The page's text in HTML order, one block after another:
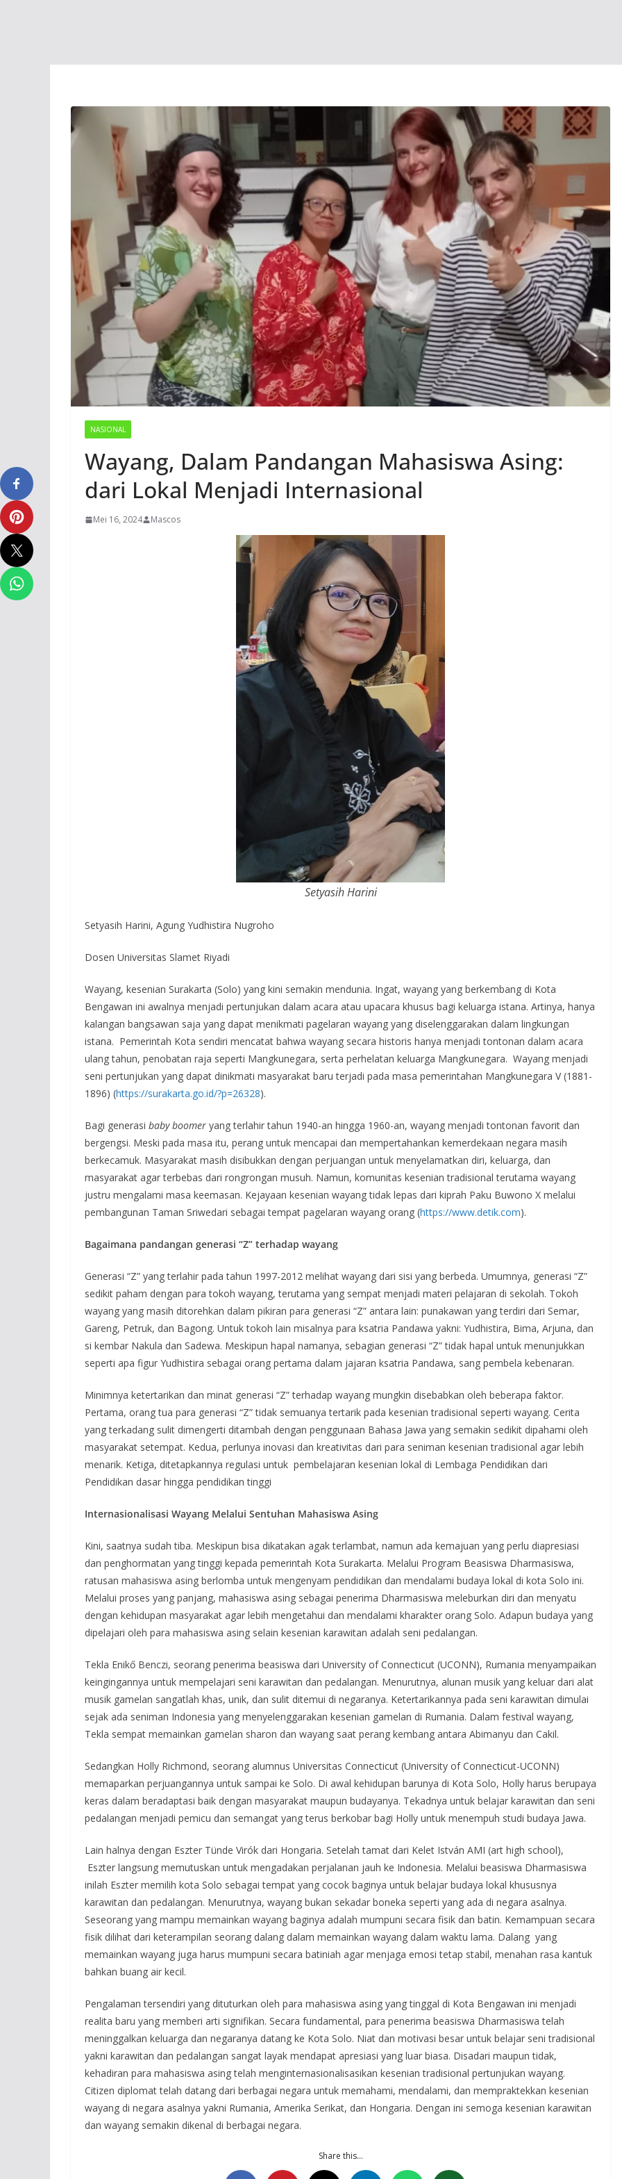
NASIONAL
Wayang, Dalam Pandangan Mahasiswa Asing:
dari Lokal Menjadi Internasional
Mei 16, 2024 Mascos
Setyasih Harini
Setyasih Harini, Agung Yudhistira Nugroho
Dosen Universitas Slamet Riyadi
Wayang, kesenian Surakarta (Solo) yang kini semakin mendunia. Ingat, wayang yang berkembang di Kota
Bengawan ini awalnya menjadi pertunjukan dalam acara atau upacara khusus bagi keluarga istana. Artinya, hanya
kalangan bangsawan saja yang dapat menikmati pagelaran wayang yang diselenggarakan dalam lingkungan
istana. Pemerintah Kota sendiri mencatat bahwa wayang secara historis hanya menjadi tontonan dalam acara
ulang tahun, penobatan raja seperti Mangkunegara, serta perhelatan keluarga Mangkunegara. Wayang menjadi
seni pertunjukan yang dapat dinikmati masyarakat baru terjadi pada masa pemerintahan Mangkunegara V (1881-
1896) (https://surakarta.go.id/?p=26328).
Bagi generasi baby boomer yang terlahir tahun 1940-an hingga 1960-an, wayang menjadi tontonan favorit dan
bergengsi. Meski pada masa itu, perang untuk mencapai dan mempertahankan kemerdekaan negara masih
berkecamuk. Masyarakat masih disibukkan dengan perjuangan untuk menyelamatkan diri, keluarga, dan
masyarakat agar terbebas dari rongrongan musuh. Namun, komunitas kesenian tradisional terutama wayang
justru mengalami masa keemasan. Kejayaan kesenian wayang tidak lepas dari kiprah Paku Buwono X melalui
pembangunan Taman Sriwedari sebagai tempat pagelaran wayang orang (https://www.detik.com).
Bagaimana pandangan generasi “Z” terhadap wayang
Generasi “Z” yang terlahir pada tahun 1997-2012 melihat wayang dari sisi yang berbeda. Umumnya, generasi “Z”
sedikit paham dengan para tokoh wayang, terutama yang sempat menjadi materi pelajaran di sekolah. Tokoh
wayang yang masih ditorehkan dalam pikiran para generasi “Z” antara lain: punakawan yang terdiri dari Semar,
Gareng, Petruk, dan Bagong. Untuk tokoh lain misalnya para ksatria Pandawa yakni: Yudhistira, Bima, Arjuna, dan
si kembar Nakula dan Sadewa. Meskipun hapal namanya, sebagian generasi “Z” tidak hapal untuk menunjukkan
seperti apa figur Yudhistira sebagai orang pertama dalam jajaran ksatria Pandawa, sang pembela kebenaran.
Minimnya ketertarikan dan minat generasi “Z” terhadap wayang mungkin disebabkan oleh beberapa faktor.
Pertama, orang tua para generasi “Z” tidak semuanya tertarik pada kesenian tradisional seperti wayang. Cerita
yang terkadang sulit dimengerti ditambah dengan penggunaan Bahasa Jawa yang semakin sedikit dipahami oleh
masyarakat setempat. Kedua, perlunya inovasi dan kreativitas dari para seniman kesenian tradisional agar lebih
menarik. Ketiga, ditetapkannya regulasi untuk pembelajaran kesenian lokal di Lembaga Pendidikan dari
Pendidikan dasar hingga pendidikan tinggi
Internasionalisasi Wayang Melalui Sentuhan Mahasiswa Asing
Kini, saatnya sudah tiba. Meskipun bisa dikatakan agak terlambat, namun ada kemajuan yang perlu diapresiasi
dan penghormatan yang tinggi kepada pemerintah Kota Surakarta. Melalui Program Beasiswa Dharmasiswa,
ratusan mahasiswa asing berlomba untuk mengenyam pendidikan dan mendalami budaya lokal di kota Solo ini.
Melalui proses yang panjang, mahasiswa asing sebagai penerima Dharmasiswa meleburkan diri dan menyatu
dengan kehidupan masyarakat agar lebih mengetahui dan mendalami kharakter orang Solo. Adapun budaya yang
dipelajari oleh para mahasiswa asing selain kesenian karawitan adalah seni pedalangan.
Tekla Enikő Benczi, seorang penerima beasiswa dari University of Connecticut (UCONN), Rumania menyampaikan
keingingannya untuk mempelajari seni karawitan dan pedalangan. Menurutnya, alunan musik yang keluar dari alat
musik gamelan sangatlah khas, unik, dan sulit ditemui di negaranya. Ketertarikannya pada seni karawitan dimulai
sejak ada seniman Indonesia yang menyelenggarakan kesenian gamelan di Rumania. Dalam festival wayang,
Tekla sempat memainkan gamelan sharon dan wayang saat perang kembang antara Abimanyu dan Cakil.
Sedangkan Holly Richmond, seorang alumnus Universitas Connecticut (University of Connecticut-UCONN)
memaparkan perjuangannya untuk sampai ke Solo. Di awal kehidupan barunya di Kota Solo, Holly harus berupaya
keras dalam beradaptasi baik dengan masyarakat maupun budayanya. Tekadnya untuk belajar karawitan dan seni
pedalangan menjadi pemicu dan semangat yang terus berkobar bagi Holly untuk menempuh studi budaya Jawa.
Lain halnya dengan Eszter Tünde Virók dari Hongaria. Setelah tamat dari Kelet István AMI (art high school),
Eszter langsung memutuskan untuk mengadakan perjalanan jauh ke Indonesia. Melalui beasiswa Dharmasiswa
inilah Eszter memilih kota Solo sebagai tempat yang cocok baginya untuk belajar budaya lokal khususnya
karawitan dan pedalangan. Menurutnya, wayang bukan sekadar boneka seperti yang ada di negara asalnya.
Seseorang yang mampu memainkan wayang baginya adalah mumpuni secara fisik dan batin. Kemampuan secara
fisik dilihat dari keterampilan seorang dalang dalam memainkan wayang dalam waktu lama. Dalang yang
memainkan wayang juga harus mumpuni secara batiniah agar menjaga emosi tetap stabil, menahan rasa kantuk
bahkan buang air kecil.
Pengalaman tersendiri yang dituturkan oleh para mahasiswa asing yang tinggal di Kota Bengawan ini menjadi
realita baru yang memberi arti signifikan. Secara fundamental, para penerima beasiswa Dharmasiswa telah
meninggalkan keluarga dan negaranya datang ke Kota Solo. Niat dan motivasi besar untuk belajar seni tradisional
yakni karawitan dan pedalangan sangat layak mendapat apresiasi yang luar biasa. Disadari maupun tidak,
kehadiran para mahasiswa asing telah menginternasionalisasikan kesenian tradisional pertunjukan wayang.
Citizen diplomat telah datang dari berbagai negara untuk memahami, mendalami, dan mempraktekkan kesenian
wayang di negara asalnya yakni Rumania, Amerika Serikat, dan Hongaria. Dengan ini semoga kesenian karawitan
dan wayang semakin dikenal di berbagai negara.
Share this…